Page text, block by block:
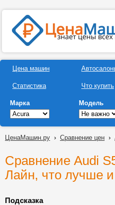
Цена машин
Статистика Что купить
Марка Модель
ЦенаМашин.ру › Сравнение цен ›
Сравнение Audi
Лайн, что лучше
Подсказка